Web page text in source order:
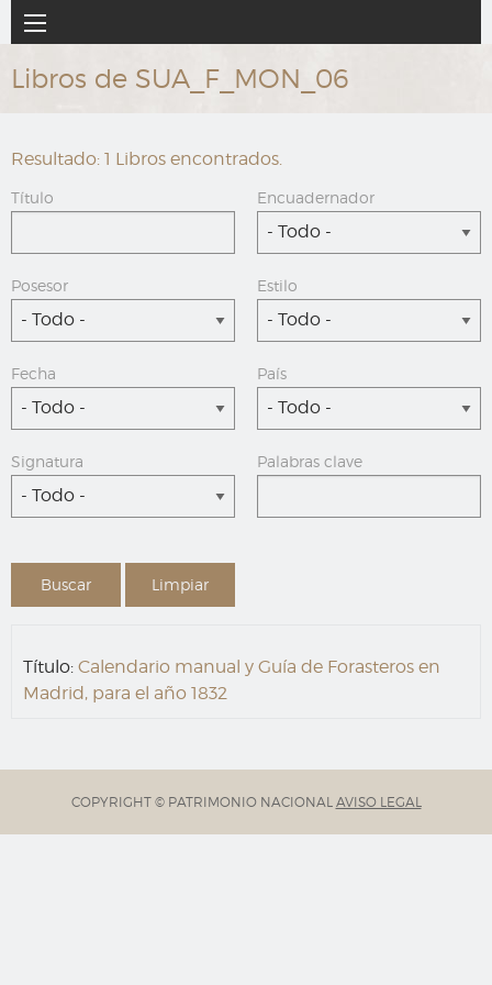
al
contenido
principal
Navegación
principal
Libros de SUA_F_MON_06
Resultado: 1 Libros encontrados.
Título Encuadernador
- Todo -
Posesor
- Todo -
Estilo
- Todo -
Fecha
- Todo -
País
- Todo -
Signatura
- Todo -
Palabras clave
Título: Calendario manual y Guía de Forasteros en
Madrid, para el año 1832
COPYRIGHT © PATRIMONIO NACIONAL AVISO LEGAL